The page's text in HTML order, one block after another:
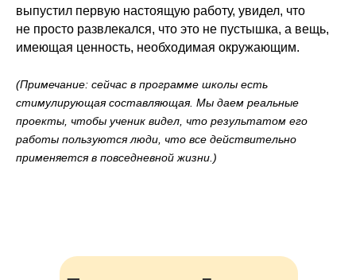
выпустил первую настоящую работу, увидел, что
не просто развлекался, что это не пустышка, а вещь,
имеющая ценность, необходимая окружающим.
(Примечание: сейчас в программе школы есть
стимулирующая составляющая. Мы даем реальные
проекты, чтобы ученик видел, что результатом его
работы пользуются люди, что все действительно
применяется в повседневной жизни.)